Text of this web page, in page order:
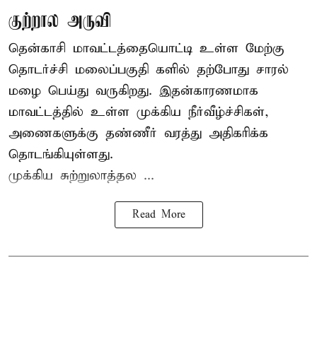
குற்றால அருவி
தென்காசி மாவட்டத்தையொட்டி உள்ள மேற்கு
தொடர்ச்சி மலைப்பகுதி களில் தற்போது சாரல்
மழை பெய்து வருகிறது. இதன்காரணமாக
மாவட்டத்தில் உள்ள முக்கிய நீர்வீழ்ச்சிகள்,
அணைகளுக்கு தண்ணீர் வரத்து அதிகரிக்க
தொடங்கியுள்ளது.
முக்கிய சுற்றுலாத்தல ...
Read More